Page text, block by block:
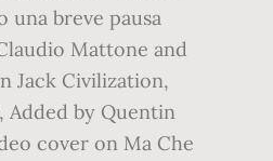
una breve pausa
Mattone and
Jack Civilization,
Added by Quentin
cover on Ma Che